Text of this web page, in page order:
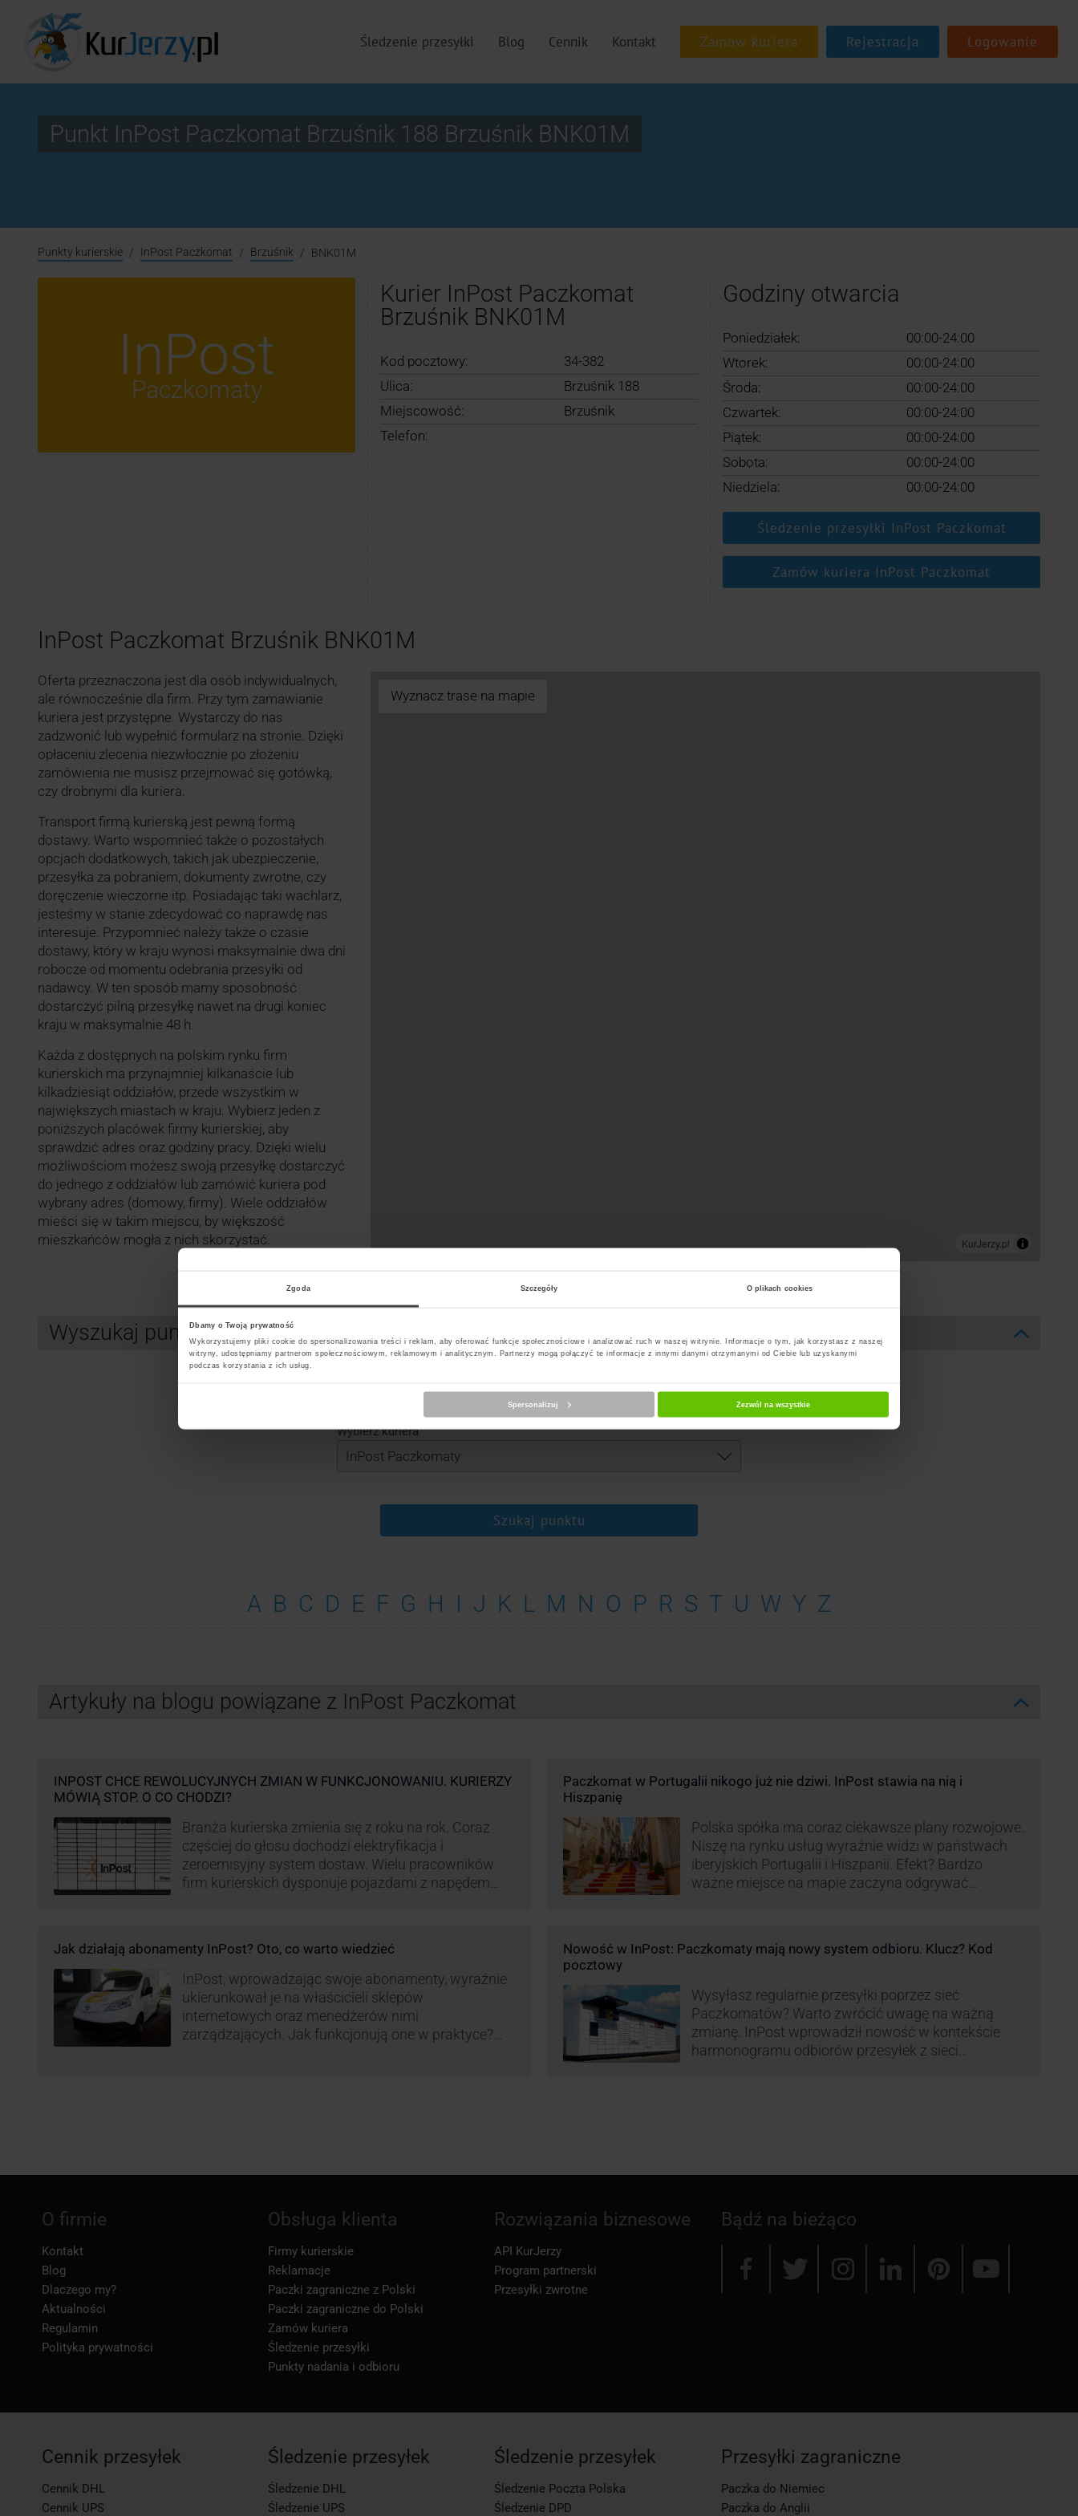
Zgoda Szczegóły O plikach cookies
Dbamy o Twoją prywatność
Wykorzystujemy pliki cookie do spersonalizowania treści i reklam, aby oferować funkcje społecznościowe i analizować ruch w naszej witrynie. Informacje o tym, jak korzystasz z naszej
witryny, udostępniamy partnerom społecznościowym, reklamowym i analitycznym. Partnerzy mogą połączyć te informacje z innymi danymi otrzymanymi od Ciebie lub uzyskanymi
podczas korzystania z ich usług.
Spersonalizuj Zezwól na wszystkie
Śledzenie przesyłki Blog Cennik Kontakt Rejestracja Logowanie
Punkt InPost Paczkomat Brzuśnik 188 Brzuśnik BNK01M
Punkty kurierskie InPost Paczkomat Brzuśnik BNK01M
InPost
Paczkomaty
Kurier InPost Paczkomat
Brzuśnik BNK01M
Kod pocztowy:
34-382
Ulica:
Brzuśnik 188
Miejscowość:
Brzuśnik
Telefon:
Godziny otwarcia
Poniedziałek:
00:00-24:00
Wtorek:
00:00-24:00
Środa:
00:00-24:00
Czwartek:
00:00-24:00
Piątek:
00:00-24:00
Sobota:
00:00-24:00
Niedziela:
00:00-24:00
Śledzenie przesyłki InPost Paczkomat
Zamów kuriera InPost Paczkomat
InPost Paczkomat Brzuśnik BNK01M
Oferta przeznaczona jest dla osób indywidualnych,
ale równocześnie dla firm. Przy tym zamawianie
kuriera jest przystępne. Wystarczy do nas
zadzwonić lub wypełnić formularz na stronie. Dzięki
opłaceniu zlecenia niezwłocznie po złożeniu
zamówienia nie musisz przejmować się gotówką,
czy drobnymi dla kuriera.
Transport firmą kurierską jest pewną formą
dostawy. Warto wspomnieć także o pozostałych
opcjach dodatkowych, takich jak ubezpieczenie,
przesyłka za pobraniem, dokumenty zwrotne, czy
doręczenie wieczorne itp. Posiadając taki wachlarz,
jesteśmy w stanie zdecydować co naprawdę nas
interesuje. Przypomnieć należy także o czasie
dostawy, który w kraju wynosi maksymalnie dwa dni
robocze od momentu odebrania przesyłki od
nadawcy. W ten sposób mamy sposobność
dostarczyć pilną przesyłkę nawet na drugi koniec
kraju w maksymalnie 48 h.
Każda z dostępnych na polskim rynku firm
kurierskich ma przynajmniej kilkanaście lub
kilkadziesiąt oddziałów, przede wszystkim w
największych miastach w kraju. Wybierz jeden z
poniższych placówek firmy kurierskiej, aby
sprawdzić adres oraz godziny pracy. Dzięki wielu
możliwościom możesz swoją przesyłkę dostarczyć
do jednego z oddziałów lub zamówić kuriera pod
wybrany adres (domowy, firmy). Wiele oddziałów
mieści się w takim miejscu, by większość
mieszkańców mogła z nich skorzystać.
Wyznacz trase na mapie
Wyszukaj punkt kurierski InPost Paczkomat
Wybierz kuriera
Szukaj punktu
A B C D E F G H I J K L M N O P R S T U W Y Z
Artykuły na blogu powiązane z InPost Paczkomat
INPOST CHCE REWOLUCYJNYCH ZMIAN W FUNKCJONOWANIU. KURIERZY
MÓWIĄ STOP. O CO CHODZI?
Branża kurierska zmienia się z roku na rok. Coraz
częściej do głosu dochodzi elektryfikacja i
zeroemisyjny system dostaw. Wielu pracowników
firm kurierskich dysponuje pojazdami z napędem
postanowił wprowadzić również InPost. To
wzbudziło ogromny sprzeciw pracowników …
Paczkomat w Portugalii nikogo już nie dziwi. InPost stawia na nią i
Hiszpanię
Polska spółka ma coraz ciekawsze plany rozwojowe.
Niszę na rynku usług wyraźnie widzi w państwach
iberyjskich Portugalii i Hiszpanii. Efekt? Bardzo
ważne miejsce na mapie zaczyna odgrywać
Jak działają abonamenty InPost? Oto, co warto wiedzieć
InPost, wprowadzając swoje abonamenty, wyraźnie
ukierunkował je na właścicieli sklepów
internetowych oraz menedżerów nimi
zarządzających. Jak funkcjonują one w praktyce?
Nowość w InPost: Paczkomaty mają nowy system odbioru. Klucz? Kod
pocztowy
Wysyłasz regularnie przesyłki poprzez sieć
Paczkomatów? Warto zwrócić uwagę na ważną
zmianę. InPost wprowadził nowość w kontekście
harmonogramu odbiorów przesyłek z sieci
Bądź na bieżąco
O firmie
Kontakt
Blog
Dlaczego my?
Aktualności
Regulamin
Polityka prywatności
Obsługa klienta
Firmy kurierskie
Reklamacje
Paczki zagraniczne z Polski
Paczki zagraniczne do Polski
Zamów kuriera
Śledzenie przesyłki
Punkty nadania i odbioru
Rozwiązania biznesowe
API KurJerzy
Program partnerski
Przesyłki zwrotne
Cennik przesyłek
Cennik DHL
Cennik UPS
Śledzenie przesyłek
Śledzenie DHL
Śledzenie UPS
Śledzenie przesyłek
Śledzenie Poczta Polska
Śledzenie DPD
Przesyłki zagraniczne
Paczka do Niemiec
Paczka do Anglii